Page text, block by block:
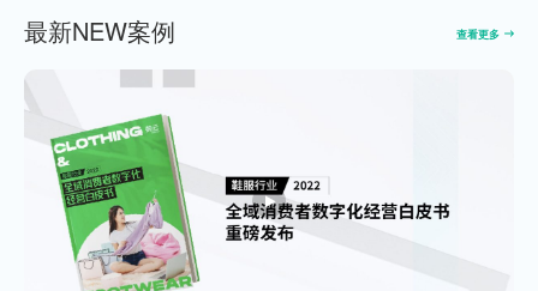
最新NEW案例 查看更多